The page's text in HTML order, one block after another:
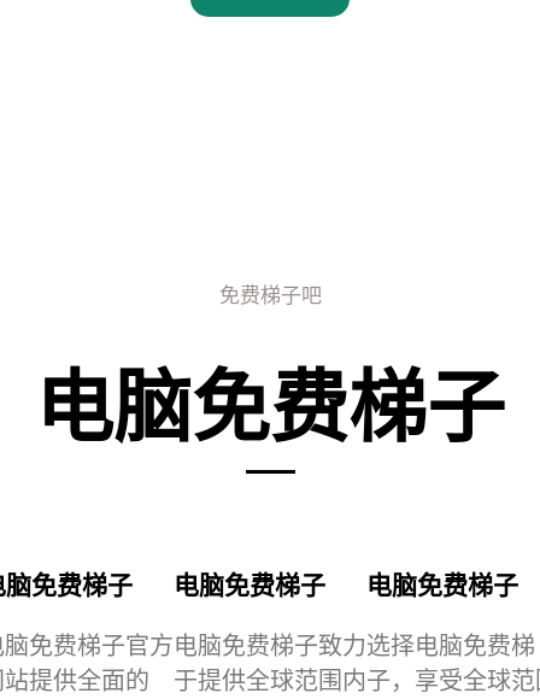
免费梯子吧
电脑免费梯子
脑免费梯子
免费梯子官方
提供全面的
电脑免费梯子
电脑免费梯子致力
于提供全球范围内
电脑免费梯子
选择电脑免费梯
子，享受全球